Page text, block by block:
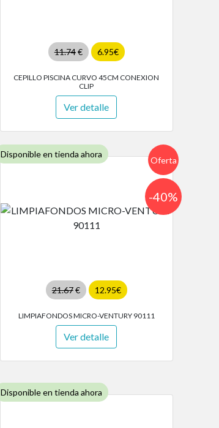
11.74€ 6.95€
CEPILLO PISCINA CURVO 45CM CONEXION
CLIP
Ver detalle
Disponible en tienda ahora
Oferta
21.67€ 12.95€
-40%
LIMPIAFONDOS MICRO-VENTURY 90111
Ver detalle
Disponible en tienda ahora